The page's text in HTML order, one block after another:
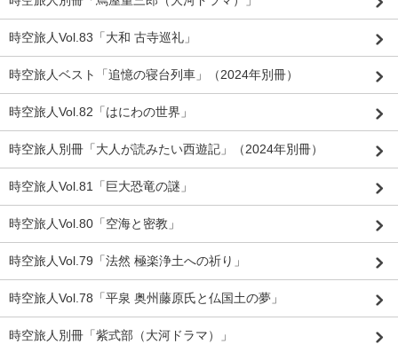
時空旅人Vol.83「大和 古寺巡礼」
時空旅人ベスト「追憶の寝台列車」（2024年別冊）
時空旅人Vol.82「はにわの世界」
時空旅人別冊「大人が読みたい西遊記」（2024年別冊）
時空旅人Vol.81「巨大恐竜の謎」
時空旅人Vol.80「空海と密教」
時空旅人Vol.79「法然 極楽浄土への祈り」
時空旅人Vol.78「平泉 奥州藤原氏と仏国土の夢」
時空旅人別冊「紫式部（大河ドラマ）」